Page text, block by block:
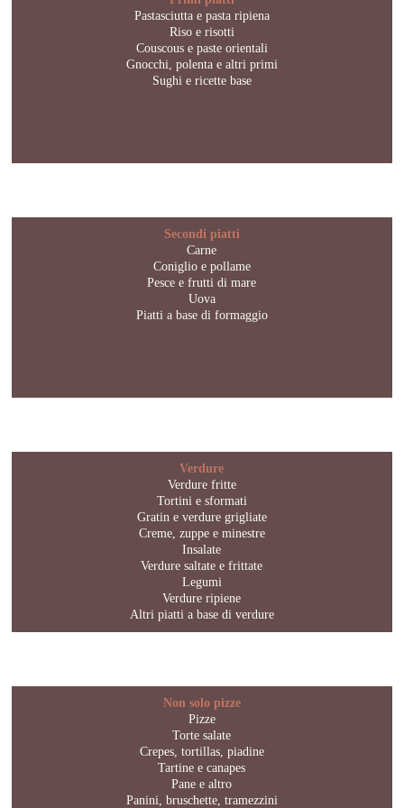
Pastasciutta e pasta ripiena
Riso e risotti
Couscous e paste orientali
Gnocchi, polenta e altri primi
Sughi e ricette base
Secondi piatti
Carne
Coniglio e pollame
Pesce e frutti di mare
Uova
Piatti a base di formaggio
Verdure
Verdure fritte
Tortini e sformati
Gratin e verdure grigliate
Creme, zuppe e minestre
Insalate
Verdure saltate e frittate
Legumi
Verdure ripiene
Altri piatti a base di verdure
Non solo pizze
Pizze
Torte salate
Crepes, tortillas, piadine
Tartine e canapes
Pane e altro
Panini, bruschette, tramezzini